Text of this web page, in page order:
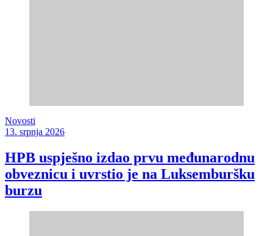
Novosti
13. srpnja 2026
HPB uspješno izdao prvu međunarodnu
obveznicu i uvrstio je na Luksemburšku
burzu